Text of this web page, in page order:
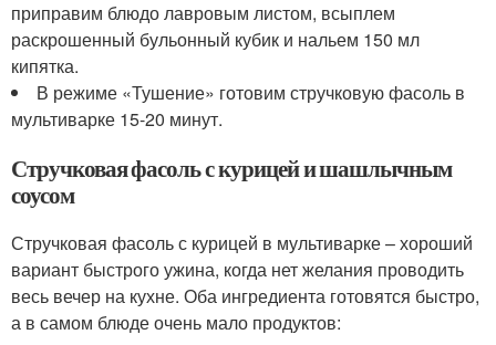
приправим блюдо лавровым листом, всыплем
раскрошенный бульонный кубик и нальем 150 мл
кипятка.
В режиме «Тушение» готовим стручковую фасоль в
мультиварке 15-20 минут.
Стручковая фасоль с курицей и шашлычным
соусом
Стручковая фасоль с курицей в мультиварке – хороший
вариант быстрого ужина, когда нет желания проводить
весь вечер на кухне. Оба ингредиента готовятся быстро,
а в самом блюде очень мало продуктов: